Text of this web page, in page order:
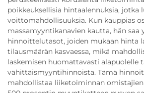
poikkeuksellisia hintaalennuksia, jotka
voittomahdollisuuksia. Kun kauppias
massamyyntikanavien kautta, hän saa
hinnoittelutasot, joiden mukaan hinta
tilausmäärän kasvaessa, mikä
laskemisen huomattavasti alapuolelle
vähittäismyyntihinnoista. Tämä
mahdollistaa liiketoiminnan omistajien